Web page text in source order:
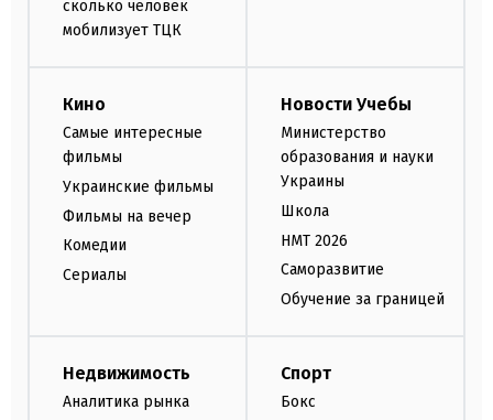
сколько человек
мобилизует ТЦК
Кино
Самые интересные
фильмы
Украинские фильмы
Фильмы на вечер
Комедии
Сериалы
Новости Учебы
Министерство
образования и науки
Украины
Школа
НМТ 2026
Саморазвитие
Обучение за границей
Недвижимость
Аналитика рынка
Спорт
Бокс